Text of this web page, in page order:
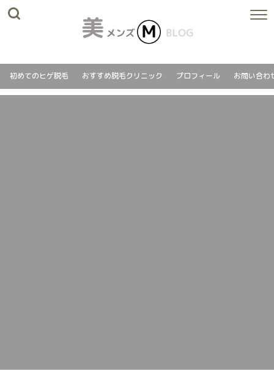
初めてのヒゲ脱毛 おすすめ脱毛クリニック プロフィール お問い合わ